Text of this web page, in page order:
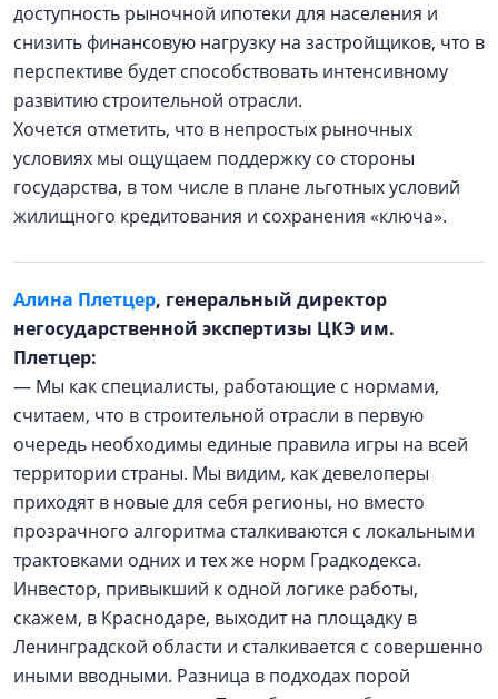
доступность рыночной ипотеки для населения и
снизить финансовую нагрузку на застройщиков, что в
перспективе будет способствовать интенсивному
развитию строительной отрасли.
Хочется отметить, что в непростых рыночных
условиях мы ощущаем поддержку со стороны
государства, в том числе в плане льготных условий
жилищного кредитования и сохранения «ключа».
Алина Плетцер, генеральный директор
негосударственной экспертизы ЦКЭ им.
Плетцер:
— Мы как специалисты, работающие с нормами,
считаем, что в строительной отрасли в первую
очередь необходимы единые правила игры на всей
территории страны. Мы видим, как девелоперы
приходят в новые для себя регионы, но вместо
прозрачного алгоритма сталкиваются с локальными
трактовками одних и тех же норм Градкодекса.
Инвестор, привыкший к одной логике работы,
скажем, в Краснодаре, выходит на площадку в
Ленинградской области и сталкивается с совершенно
иными вводными. Разница в подходах порой